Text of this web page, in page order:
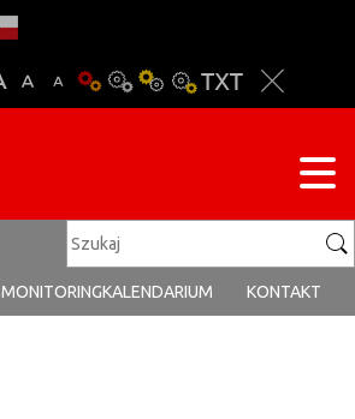
MONITORINGKALENDARIUM KONTAKT